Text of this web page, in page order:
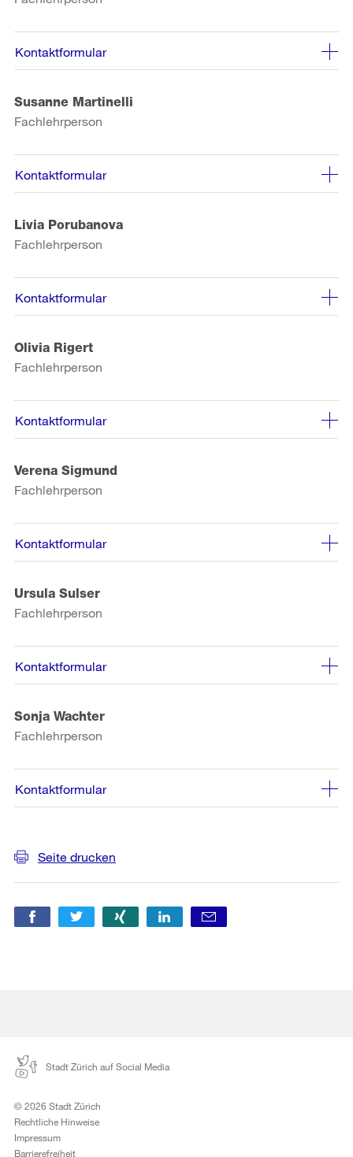
Kontaktformular
Susanne Martinelli
Fachlehrperson
Kontaktformular
Livia Porubanova
Fachlehrperson
Kontaktformular
Olivia Rigert
Fachlehrperson
Kontaktformular
Verena Sigmund
Fachlehrperson
Kontaktformular
Ursula Sulser
Fachlehrperson
Kontaktformular
Sonja Wachter
Fachlehrperson
Kontaktformular
Informationen
Seite drucken
Stadt Zürich auf Social Media
© 2026 Stadt Zürich
Rechtliche Hinweise
Impressum
Barrierefreiheit